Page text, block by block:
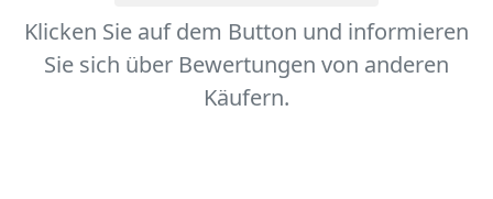
Klicken Sie auf dem Button und informieren
Sie sich über Bewertungen von anderen
Käufern.